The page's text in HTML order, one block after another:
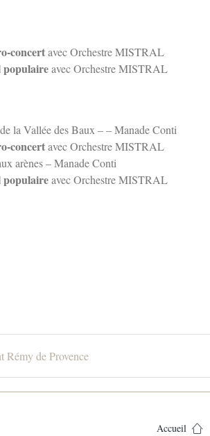
concertavec Orchestre MISTRAL
populaireavec Orchestre MISTRAL
la Vallée des Baux – – Manade Conti
concertavec Orchestre MISTRAL
arènes – Manade Conti
populaireavec Orchestre MISTRAL
Rémy de Provence
Accueil